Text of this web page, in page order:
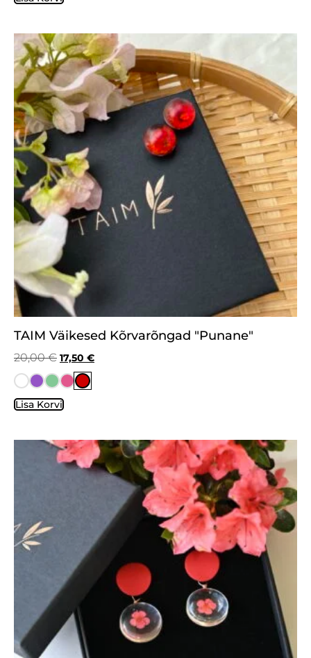
TAIM Väikesed Kõrvarõngad "Punane"
20,00€ 17,50 €
Lisa Korvi